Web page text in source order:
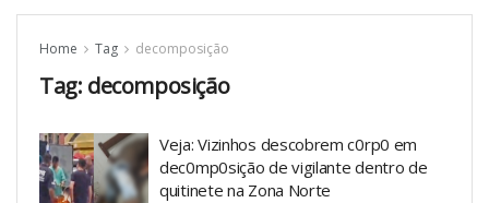
Home Tag decomposição
Tag: decomposição
Veja: Vizinhos descobrem c0rp0 em
dec0mp0sição de vigilante dentro de
quitinete na Zona Norte